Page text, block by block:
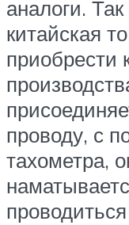
аналоги.
китайская
приобрести
проводу, с
тахометра,